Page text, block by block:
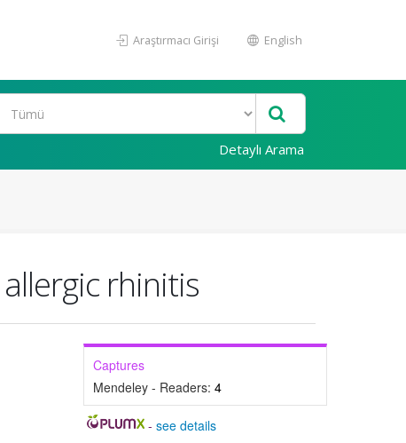
Araştırmacı Girişi English
Detaylı Arama
rhinitis
Captures
Mendeley - Readers: 4
-see details